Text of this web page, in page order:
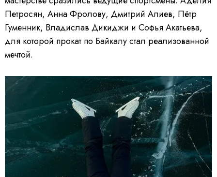
Петросян, Анна Фролову, Дмитрий Алиев, Пётр
Гуменник, Владислав Дикиджи и Софья Акатьева,
для которой прокат по Байкалу стал реализованной
мечтой.